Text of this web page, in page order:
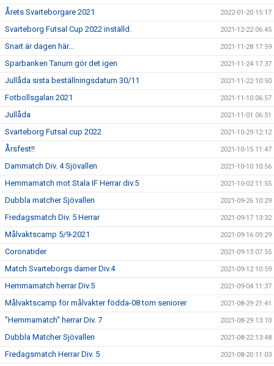
Årets Svarteborgare 2021 2022-01-20 15:17
Svarteborg Futsal Cup 2022 inställd. 2021-12-22 06:45
Snart är dagen här… 2021-11-28 17:59
Sparbanken Tanum gör det igen 2021-11-24 17:37
Jullåda sista beställningsdatum 30/11 2021-11-22 10:50
Fotbollsgalan 2021 2021-11-10 06:57
Jullåda 2021-11-01 06:51
Svarteborg Futsal cup 2022 2021-10-29 12:12
Årsfest!! 2021-10-15 11:47
Dammatch Div. 4 Sjövallen 2021-10-10 10:56
Hemmamatch mot Stala IF Herrar div.5 2021-10-02 11:55
Dubbla matcher Sjövallen 2021-09-26 10:29
Fredagsmatch Div. 5 Herrar 2021-09-17 13:32
Målvaktscamp 5/9-2021 2021-09-16 09:29
Coronatider 2021-09-13 07:55
Match Svarteborgs damer Div.4 2021-09-12 10:59
Hemmamatch herrar Div.5 2021-09-04 11:37
Målvaktscamp för målvakter födda-08 tom seniorer 2021-08-29 21:41
"Hemmamatch" herrar Div. 7 2021-08-29 13:10
Dubbla Matcher Sjövallen 2021-08-22 13:48
Fredagsmatch Herrar Div. 5 2021-08-20 11:03